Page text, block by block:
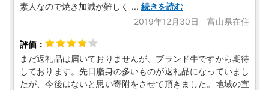
素人なので焼き加減が難しく ... 続きを読む
2019年12月30日 富山県在住
まだ返礼品は届いておりませんが、ブランド牛ですから期待
しております。先日脂身の多いものが返礼品になっていまし
たが、今後はないと思い寄附をさせて頂きました。地域の宣